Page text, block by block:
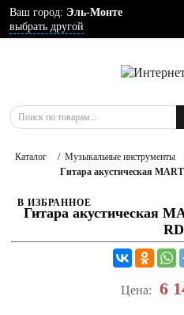
Ваш город: Эль-Монте
выбрать другой
Каталог / Музыкальные инструменты
Гитара акустическая
В ИЗБРАННОЕ
Гитара акустическая
Цена: 6